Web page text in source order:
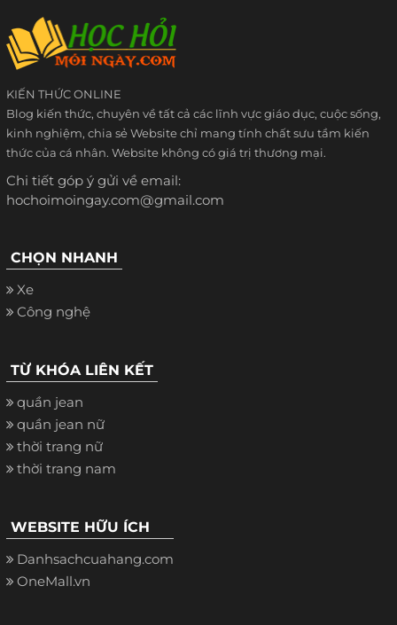
KIẾN THỨC ONLINE
Blog kiến thức, chuyên về tất cả các lĩnh vực giáo dục, cuộc sống,
kinh nghiệm, chia sẻ Website chỉ mang tính chất sưu tầm kiến
thức của cá nhân. Website không có giá trị thương mại.
Chi tiết góp ý gửi về email:
hochoimoingay.com@gmail.com
CHỌN NHANH
Xe
Công nghệ
TỪ KHÓA LIÊN KẾT
quần jean
quần jean nữ
thời trang nữ
thời trang nam
WEBSITE HỮU ÍCH
Danhsachcuahang.com
OneMall.vn